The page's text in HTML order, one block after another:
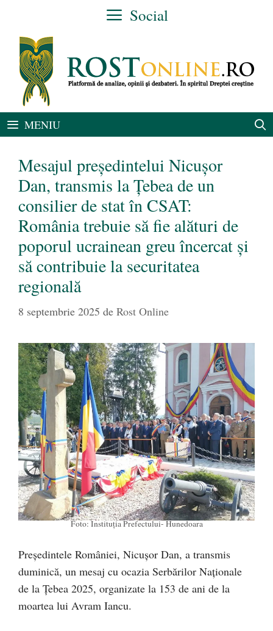
conținut
Social
MENIU
Mesajul președintelui Nicușor
Dan, transmis la Țebea de un
consilier de stat în CSAT:
România trebuie să fie alături de
poporul ucrainean greu încercat și
să contribuie la securitatea
regională
8 septembrie 2025 de Rost Online
Foto: Instituția Prefectului- Hunedoara
Președintele României, Nicușor Dan, a transmis
duminică, un mesaj cu ocazia Serbărilor Naționale
de la Țebea 2025, organizate la 153 de ani de la
moartea lui Avram Iancu.